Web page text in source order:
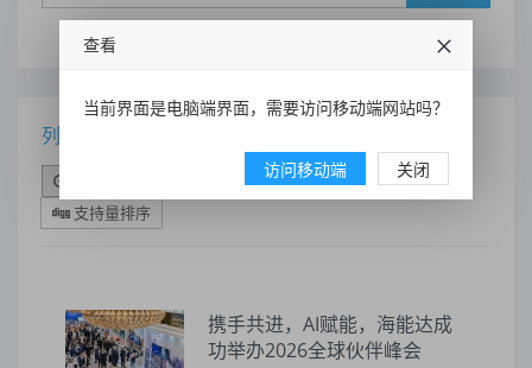
列表
评论排序
评分排序
支持量排序
携手共进，AI赋能，海能达成
功举办2026全球伙伴峰会
查看
当前界面是电脑端界面，需要访问移动端网站吗？
访问移动端 关闭